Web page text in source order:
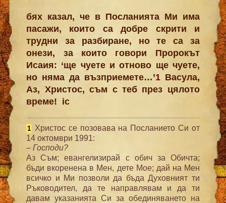
бях казал, че в Посланията Ми има
пасажи, които са добре скрити и
трудни за разбиране, но те са за
онези, за които говори Пророкът
Исаия: ‘ще чуете и отново ще чуете,
но няма да възприемете…’1Васула,
Аз, Христос, съм с теб през цялото
време! ic
1 Христос се позовава на Посланието Си от
14 октомври 1991:
– Господи?
Aз Съм; евангелизирай с обич за Обичта;
бъди вкоренена в Мен, дете Мое; дай на Мен
всичко и Ми позволи да бъда Духовният ти
Ръководител, да те направлявам и да ти
давам указанията Си за обединяването на